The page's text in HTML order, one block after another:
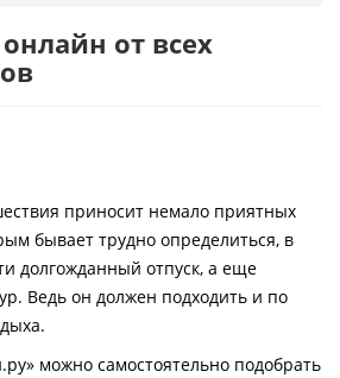
от всех
приносит немало приятных
бывает трудно определиться, в
долгожданный отпуск, а еще
Ведь он должен подходить и по
можно самостоятельно подобрать